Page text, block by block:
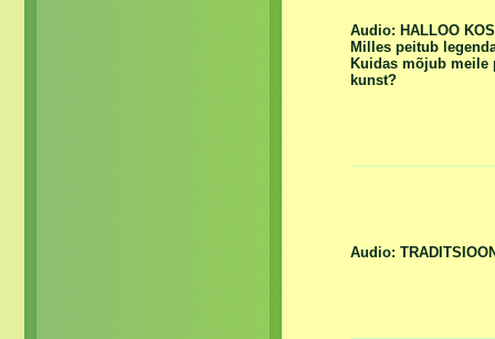
Audio: HALLOO
Milles peitub
Kuidas mõjub meile
kunst?
Audio: